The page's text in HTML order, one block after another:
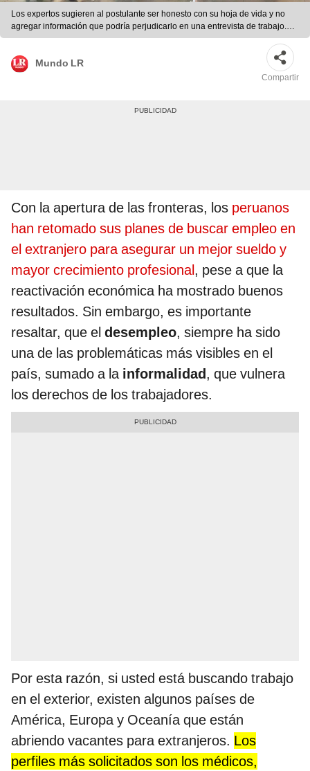
Los expertos sugieren al postulante ser honesto con su hoja de vida y no
agregar información que podría perjudicarlo en una entrevista de trabajo.
Foto: Ositran
Mundo LR
Compartir
Con la apertura de las fronteras, los peruanos
han retomado sus planes de buscar empleo en
el extranjero para asegurar un mejor sueldo y
mayor crecimiento profesional, pese a que la
reactivación económica ha mostrado buenos
resultados. Sin embargo, es importante
resaltar, que el desempleo, siempre ha sido
una de las problemáticas más visibles en el
país, sumado a la informalidad, que vulnera
los derechos de los trabajadores.
Por esta razón, si usted está buscando trabajo
en el exterior, existen algunos países de
América, Europa y Oceanía que están
abriendo vacantes para extranjeros. Los
perfiles más solicitados son los médicos,